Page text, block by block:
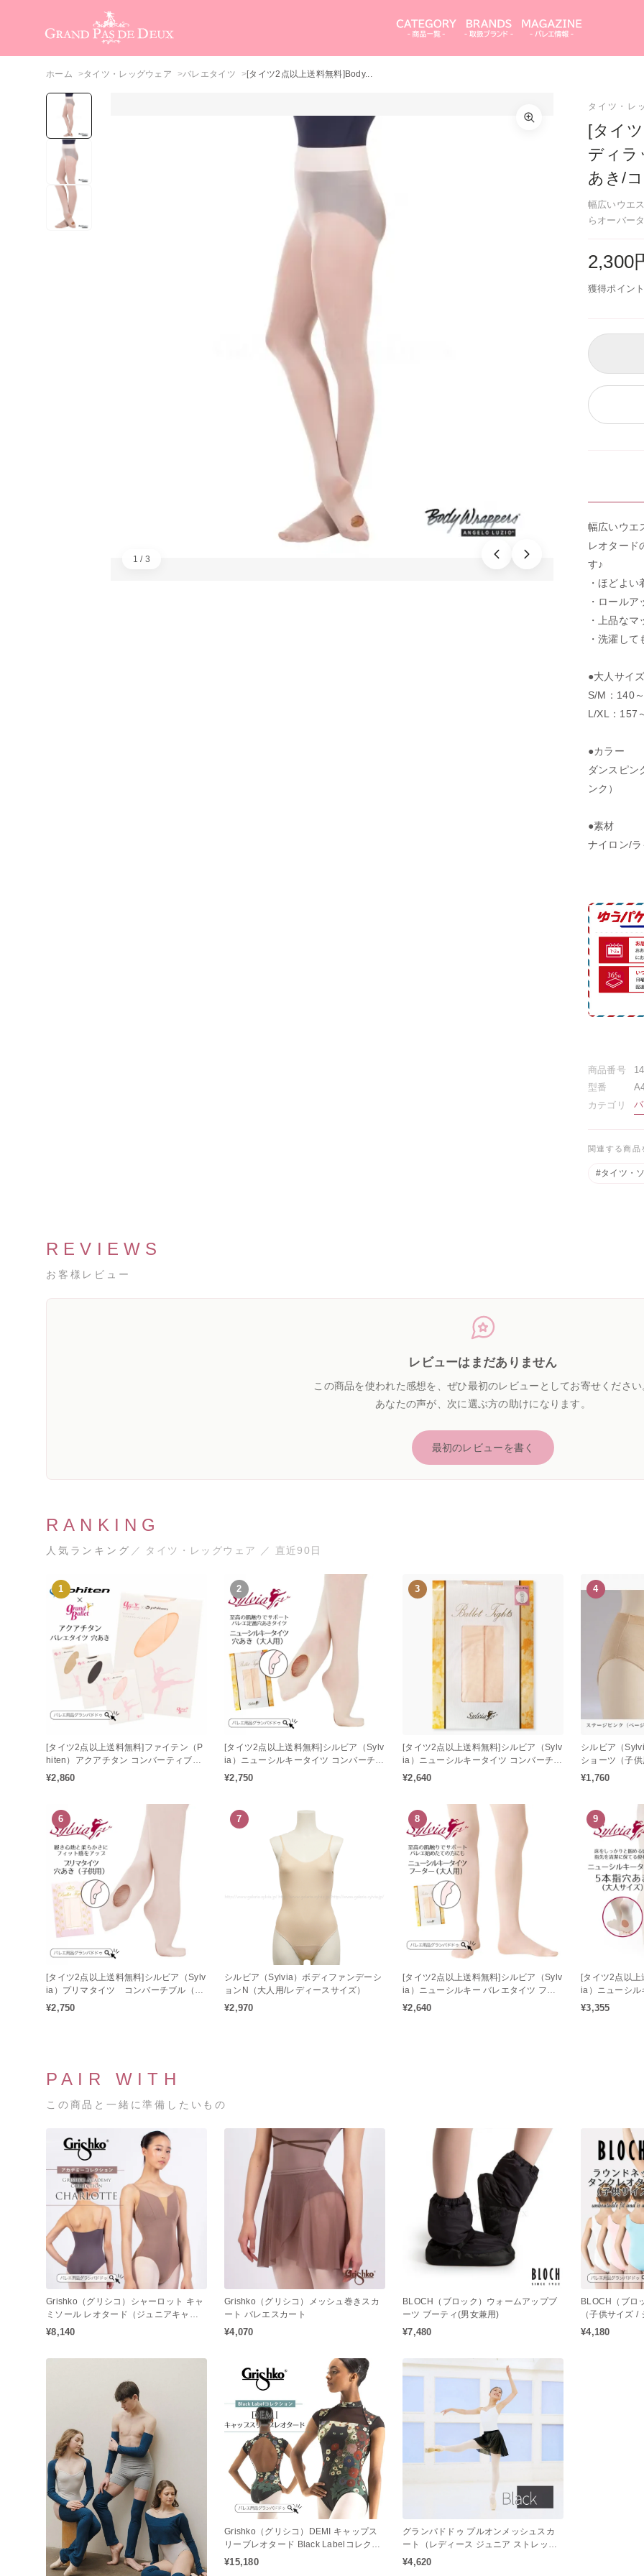
ダンスピンク
シアトリカルピンク
買い物を続ける カートを見る
閉じる
ホーム タイツ・レッグウェア バレエタイツ [タイツ2点以上送料無料]Body...
1 / 3
タイツ・レ
[タイ
ディラ
あき/
幅広いウエ
らオーバー
2,300
獲得ポイン
幅広いウエ
レオタード
す♪
・ほどよ
・ロール
・上品な
・洗濯し
●大人サイ
S/M：140
L/XL：157
●カラー
ダンスピン
ンク）
●素材
ナイロン/
商品番号
型番
カテゴリ
関連する商品
#タイツ・
REVIEWS
お客様レビュー
レビューはまだありません
この商品を使われた感想を、ぜひ最初のレビューとしてお寄せください
あなたの声が、次に選ぶ方の助けになります。
最初のレビューを書く
RANKING
人気ランキング ／ タイツ・レッグウェア ／ 直近90日
1
[タイツ2点以上送料無料]ファイテン（P
hiten）アクアチタン コンバーティブル
バレエタイツ（穴あき / 大人タイツ / ジ
ュニアタイツ）アクアチタン配合の心身
¥2,860
2
[タイツ2点以上送料無料]シルビア（Sylv
ia）ニューシルキータイツ コンバーチブ
ルタイプ（大人用）
¥2,750
3
[タイツ2点以上送料無料]シルビア（Sylv
ia）ニューシルキータイツ コンバーチブ
ルタイプ（子供用）
¥2,640
4
シルビア（
ショーツ（子
ーツ）
¥1,760
6
[タイツ2点以上送料無料]シルビア（Sylv
ia）プリマタイツ コンバーチブル（子
供用 / 穴あき）フィット感アップのバレ
エタイツ♪
¥2,750
7
シルビア（Sylvia）ボディファンデーシ
ョンN（大人用/レディースサイズ）
¥2,970
8
[タイツ2点以上送料無料]シルビア（Sylv
ia）ニューシルキー バレエタイツ フー
ター（大人用）
¥2,640
9
[タイツ2点以
ia）ニューシ
バーチブル（
¥3,355
PAIR WITH
この商品と一緒に準備したいもの
Grishko（グリシコ）シャーロット キャ
ミソール レオタード（ジュニアキャミ
ソール / 大人キャミソールレオタード /
バレエレオタード）
¥8,140
Grishko（グリシコ）メッシュ巻きスカ
ート バレエスカート
¥4,070
BLOCH（ブロック）ウォームアップブ
ーツ ブーティ(男女兼用)
¥7,480
BLOCH（ブロ
（子供サイズ
スリーブレオ
ド）
¥4,180
Grishko（グリシコ）DEMI キャップス
リーブレオタード Black Labelコレクシ
ョン
¥15,180
グランパドドゥ プルオンメッシュスカ
ート（レディース ジュニア ストレッチ
ウエスト 履き込みタイプ バレエスカー
ト）
¥4,620